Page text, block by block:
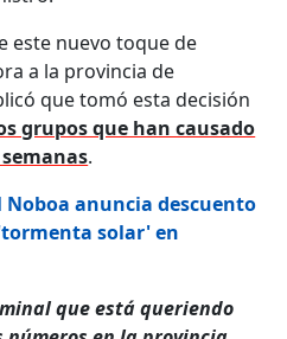
este nuevo toque de
a la provincia de
que tomó esta decisión
grupos que han causado
.
Noboa anuncia descuento
solar' en
que está queriendo